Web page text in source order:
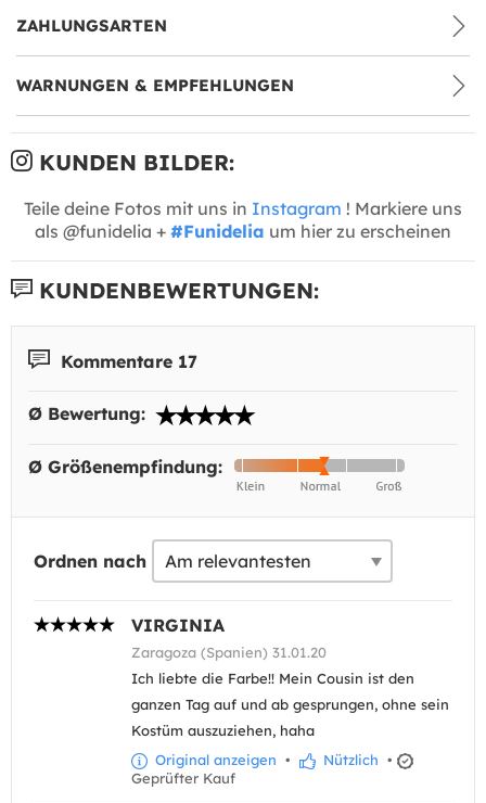
ZAHLUNGSARTEN
WARNUNGEN & EMPFEHLUNGEN
KUNDEN BILDER:
Teile deine Fotos mit uns in Instagram ! Markiere uns
als @funidelia + #Funidelia um hier zu erscheinen
KUNDENBEWERTUNGEN:
Kommentare 17
Ø Bewertung:
Ø Größenempfindung:
Ordnen nach
VIRGINIA
Zaragoza (Spanien) 31.01.20
Ich liebte die Farbe!! Mein Cousin ist den
ganzen Tag auf und ab gesprungen, ohne sein
Kostüm auszuziehen, haha
Original anzeigen • Nützlich •
Geprüfter Kauf